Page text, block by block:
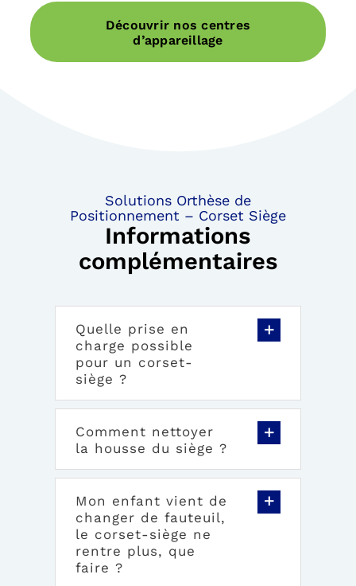
Découvrir nos centres
d’appareillage
Solutions Orthèse de
Positionnement – Corset Siège
Informations
complémentaires
Quelle prise en
charge possible
pour un corset-
siège ?
Comment nettoyer
la housse du siège ?
Mon enfant vient de
changer de fauteuil,
le corset-siège ne
rentre plus, que
faire ?